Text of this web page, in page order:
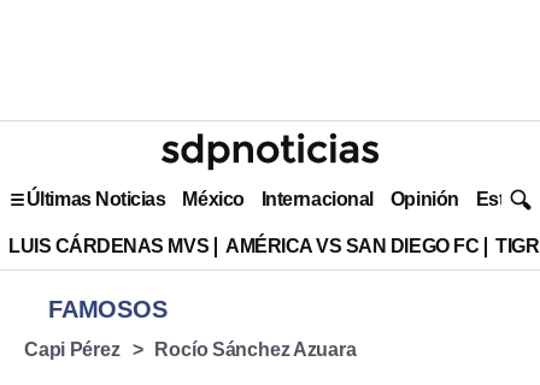
Últimas Noticias México Internacional Opinión Estilo
LUIS CÁRDENAS MVS AMÉRICA VS SAN DIEGO FC
FAMOSOS
Capi Pérez Rocío Sánchez Azuara